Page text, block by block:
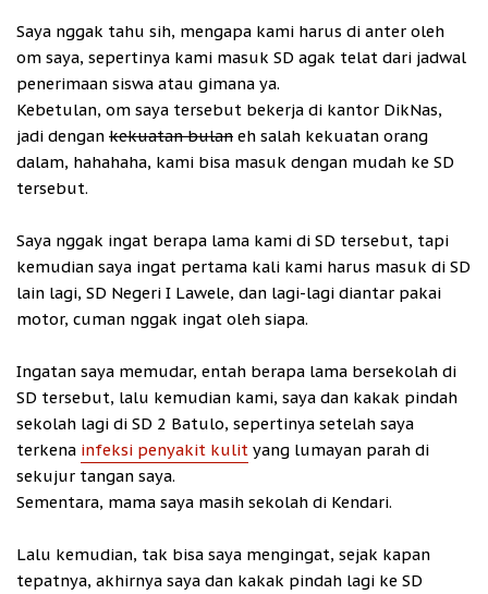
Saya nggak tahu sih, mengapa kami harus di anter oleh
om saya, sepertinya kami masuk SD agak telat dari jadwal
penerimaan siswa atau gimana ya.
Kebetulan, om saya tersebut bekerja di kantor DikNas,
jadi dengan kekuatan bulan eh salah kekuatan orang
dalam, hahahaha, kami bisa masuk dengan mudah ke SD
tersebut.
Saya nggak ingat berapa lama kami di SD tersebut, tapi
kemudian saya ingat pertama kali kami harus masuk di SD
lain lagi, SD Negeri I Lawele, dan lagi-lagi diantar pakai
motor, cuman nggak ingat oleh siapa.
Ingatan saya memudar, entah berapa lama bersekolah di
SD tersebut, lalu kemudian kami, saya dan kakak pindah
sekolah lagi di SD 2 Batulo, sepertinya setelah saya
terkena infeksi penyakit kulit yang lumayan parah di
sekujur tangan saya.
Sementara, mama saya masih sekolah di Kendari.
Lalu kemudian, tak bisa saya mengingat, sejak kapan
tepatnya, akhirnya saya dan kakak pindah lagi ke SD